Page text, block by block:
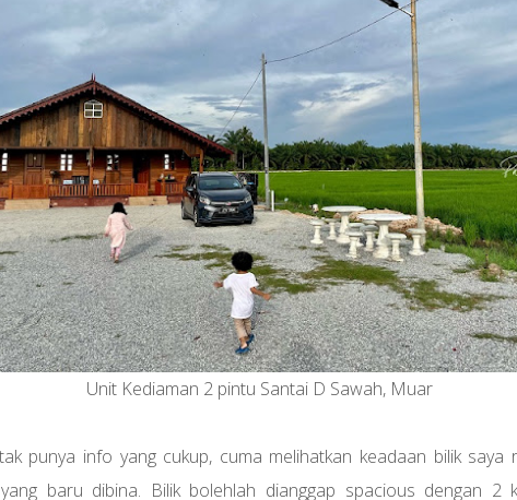
Unit Kediaman 2 pintu Santai D Sawah, Muar
punya info yang cukup, cuma melihatkan keadaan bilik saya
baru dibina. Bilik bolehlah dianggap spacious dengan 2